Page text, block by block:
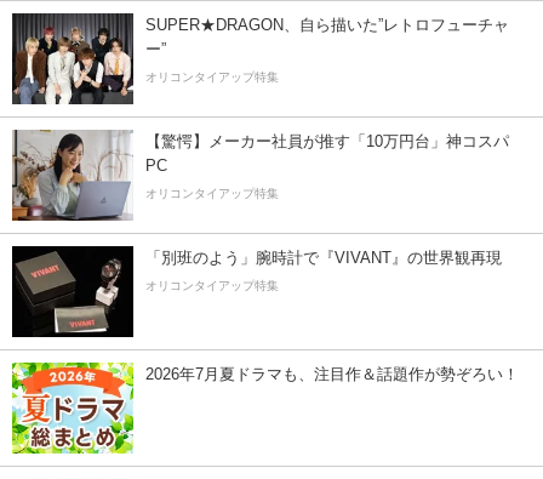
SUPER★DRAGON、自ら描いた”レトロフューチャ
ー”
オリコンタイアップ特集
【驚愕】メーカー社員が推す「10万円台」神コスパ
PC
オリコンタイアップ特集
「別班のよう」腕時計で『VIVANT』の世界観再現
オリコンタイアップ特集
2026年7月夏ドラマも、注目作＆話題作が勢ぞろい！